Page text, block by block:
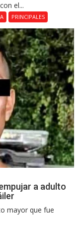
el...
PRINCIPALES
a adulto
mayor que fue